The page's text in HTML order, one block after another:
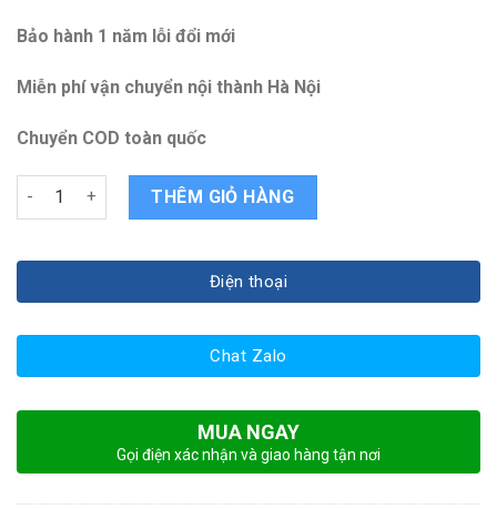
Bảo hành 1 năm lỗi đổi mới
Miễn phí vận chuyển nội thành Hà Nội
Chuyển COD toàn quốc
Sạc laptop Dell Latitude E7450 quantity
THÊM GIỎ HÀNG
Điện thoại
Chat Zalo
MUA NGAY
Gọi điện xác nhận và giao hàng tận nơi